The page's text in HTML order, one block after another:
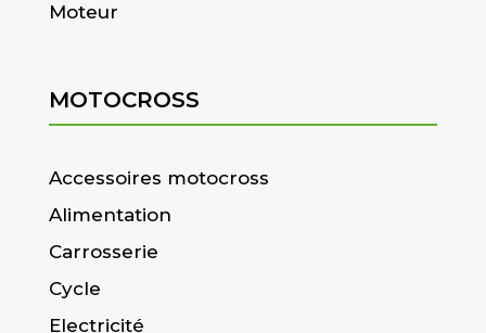
Moteur
MOTOCROSS
Accessoires motocross
Alimentation
Carrosserie
Cycle
Electricité